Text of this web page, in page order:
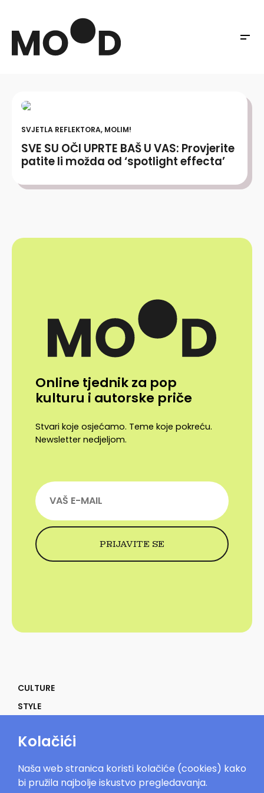
SVJETLA REFLEKTORA, MOLIM!
SVE SU OČI UPRTE BAŠ U VAS: Provjerite
patite li možda od ‘spotlight effecta’
Online tjednik za pop
kulturu i autorske priče
Stvari koje osjećamo. Teme koje pokreću.
Newsletter nedjeljom.
CULTURE
STYLE
POWER
IN THE MOOD
Kolačići
Naša web stranica koristi kolačiće (cookies) kako
bi pružila najbolje iskustvo pregledavanja.